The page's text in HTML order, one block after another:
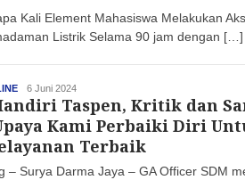
Kali Element Mahasiswa Melakukan
Listrik Selama 90 jam dengan […]
haluan
6 Juni 2024
Taspen, Kritik dan
Kami Perbaiki Diri
Terbaik
– Surya Darma Jaya – GA Officer SDM